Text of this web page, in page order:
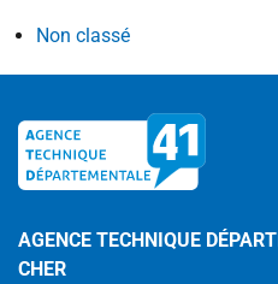
Non classé
AGENCE TECHNIQUE
CHER